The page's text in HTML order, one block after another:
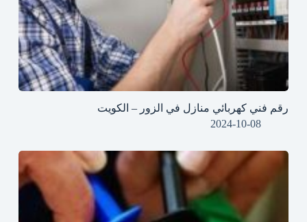
رقم فني كهربائي منازل في الزور – الكويت
2024-10-08